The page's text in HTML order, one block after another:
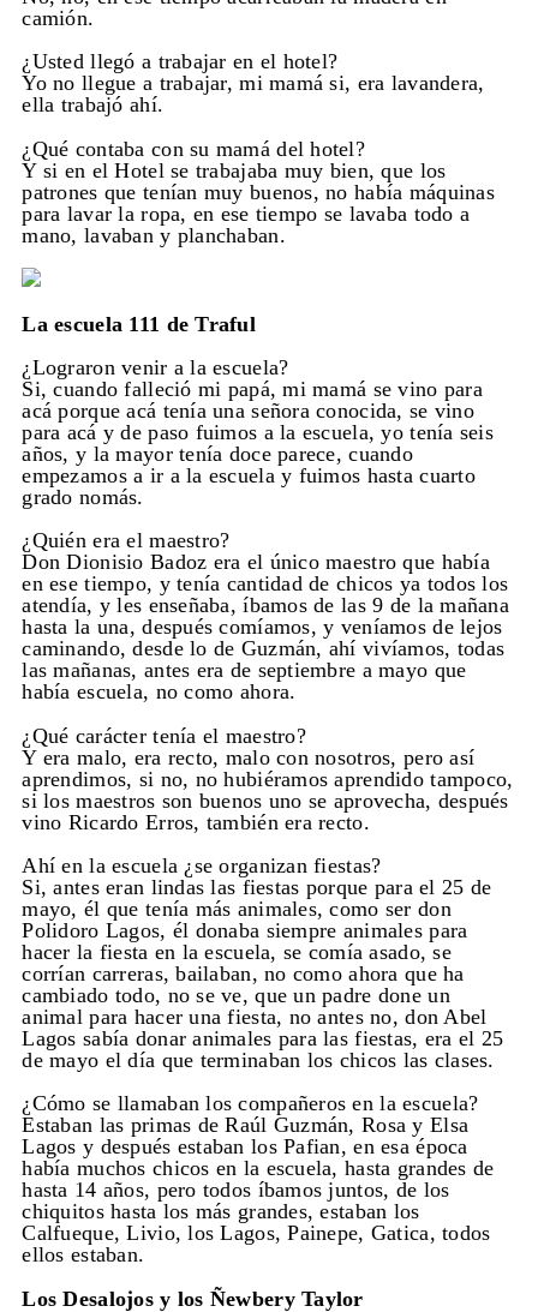
camión.
¿Usted llegó a trabajar en el hotel?
Yo no llegue a trabajar, mi mamá si, era lavandera,
ella trabajó ahí.
¿Qué contaba con su mamá del hotel?
Y si en el Hotel se trabajaba muy bien, que los
patrones que tenían muy buenos, no había máquinas
para lavar la ropa, en ese tiempo se lavaba todo a
mano, lavaban y planchaban.
La escuela 111 de Traful
¿Lograron venir a la escuela?
Si, cuando falleció mi papá, mi mamá se vino para
acá porque acá tenía una señora conocida, se vino
para acá y de paso fuimos a la escuela, yo tenía seis
años, y la mayor tenía doce parece, cuando
empezamos a ir a la escuela y fuimos hasta cuarto
grado nomás.
¿Quién era el maestro?
Don Dionisio Badoz era el único maestro que había
en ese tiempo, y tenía cantidad de chicos ya todos los
atendía, y les enseñaba, íbamos de las 9 de la mañana
hasta la una, después comíamos, y veníamos de lejos
caminando, desde lo de Guzmán, ahí vivíamos, todas
las mañanas, antes era de septiembre a mayo que
había escuela, no como ahora.
¿Qué carácter tenía el maestro?
Y era malo, era recto, malo con nosotros, pero así
aprendimos, si no, no hubiéramos aprendido tampoco,
si los maestros son buenos uno se aprovecha, después
vino Ricardo Erros, también era recto.
Ahí en la escuela ¿se organizan fiestas?
Si, antes eran lindas las fiestas porque para el 25 de
mayo, él que tenía más animales, como ser don
Polidoro Lagos, él donaba siempre animales para
hacer la fiesta en la escuela, se comía asado, se
corrían carreras, bailaban, no como ahora que ha
cambiado todo, no se ve, que un padre done un
animal para hacer una fiesta, no antes no, don Abel
Lagos sabía donar animales para las fiestas, era el 25
de mayo el día que terminaban los chicos las clases.
¿Cómo se llamaban los compañeros en la escuela?
Estaban las primas de Raúl Guzmán, Rosa y Elsa
Lagos y después estaban los Pafian, en esa época
había muchos chicos en la escuela, hasta grandes de
hasta 14 años, pero todos íbamos juntos, de los
chiquitos hasta los más grandes, estaban los
Calfueque, Livio, los Lagos, Painepe, Gatica, todos
ellos estaban.
Los Desalojos y los Ñewbery Taylor